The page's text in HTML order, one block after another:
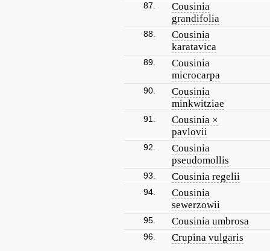
87.
Cousinia
grandifolia
88.
Cousinia
karatavica
89.
Cousinia
microcarpa
90.
Cousinia
minkwitziae
91.
Cousinia ×
pavlovii
92.
Cousinia
pseudomollis
93. Cousinia regelii
94.
Cousinia
sewerzowii
95. Cousinia umbrosa
96. Crupina vulgaris